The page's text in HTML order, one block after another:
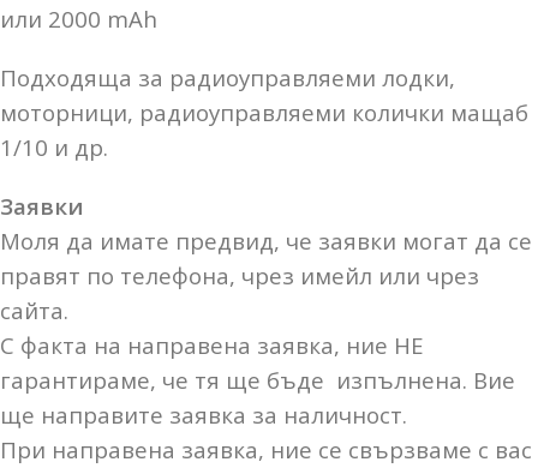
или 2000 mAh
Подходяща за радиоуправляеми лодки,
моторници, радиоуправляеми колички мащаб
1/10 и др.
Заявки
Моля да имате предвид, че заявки могат да се
правят по телефона, чрез имейл или чрез
сайта.
С факта на направена заявка, ние НЕ
гарантираме, че тя ще бъде изпълнена. Вие
ще направите заявка за наличност.
При направена заявка, ние се свързваме с вас